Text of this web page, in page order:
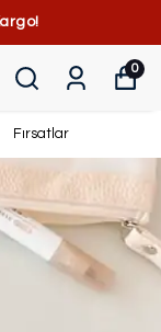
0
Fırsatlar